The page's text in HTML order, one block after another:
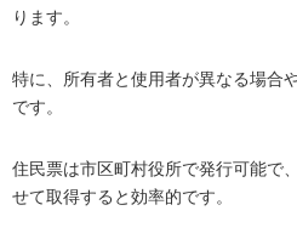
ります。
特に、所有者と使用者が異なる場合
です。
住民票は市区町村役所で発行可能で
せて取得すると効率的です。